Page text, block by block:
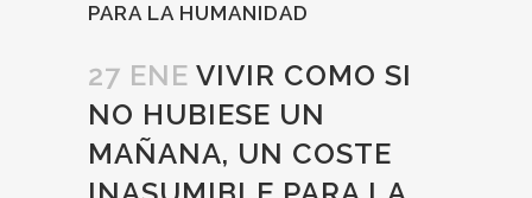
PARA LA HUMANIDAD
27 ENE VIVIR COMO SI
NO HUBIESE UN
MAÑANA, UN COSTE